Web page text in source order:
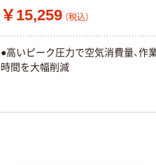
￥15,259 （税込）
●高いピーク圧力で空気消費量、作
時間を大幅削減